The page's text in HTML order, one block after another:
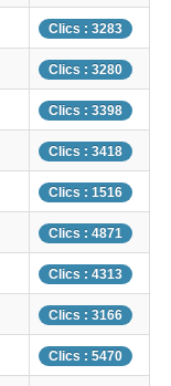
Clics : 3283
Clics : 3280
Clics : 3398
Clics : 3418
Clics : 1516
Clics : 4871
Clics : 4313
Clics : 3166
Clics : 5470